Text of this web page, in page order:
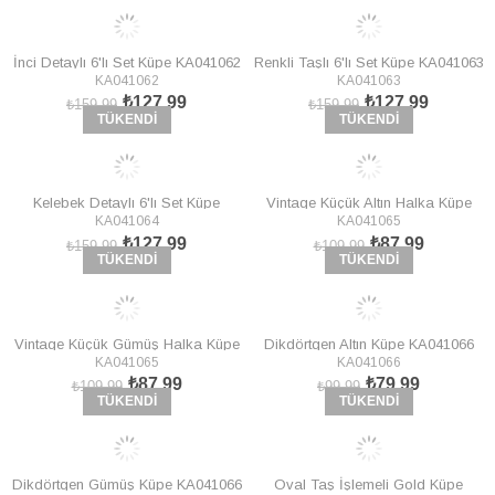
TÜKENDI
İnci Detaylı 6'lı Set Küpe KA041062
KA041062
₺127,99
₺159,99
TÜKENDI
Renkli Taşlı 6'lı Set Küpe KA041063
KA041063
₺127,99
₺159,99
TÜKENDI
Kelebek Detaylı 6'lı Set Küpe
KA041064
KA041064
₺127,99
₺159,99
TÜKENDI
Vintage Küçük Altın Halka Küpe
KA041065
KA041065
₺87,99
₺109,99
TÜKENDI
Vintage Küçük Gümüş Halka Küpe
KA041065
KA041065
₺87,99
₺109,99
TÜKENDI
Dikdörtgen Altın Küpe KA041066
KA041066
₺79,99
₺99,99
Dikdörtgen Gümüş Küpe KA041066
Oval Taş İşlemeli Gold Küpe